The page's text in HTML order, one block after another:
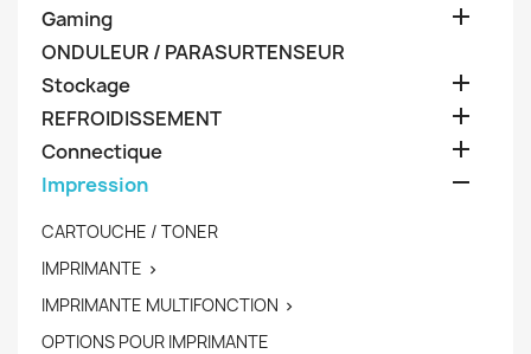
Gaming 
ONDULEUR / PARASURTENSEUR
Stockage

REFROIDISSEMENT 
Connectique 
Impression 
CARTOUCHE / TONER
IMPRIMANTE 
IMPRIMANTE MULTIFONCTION 
OPTIONS POUR IMPRIMANTE